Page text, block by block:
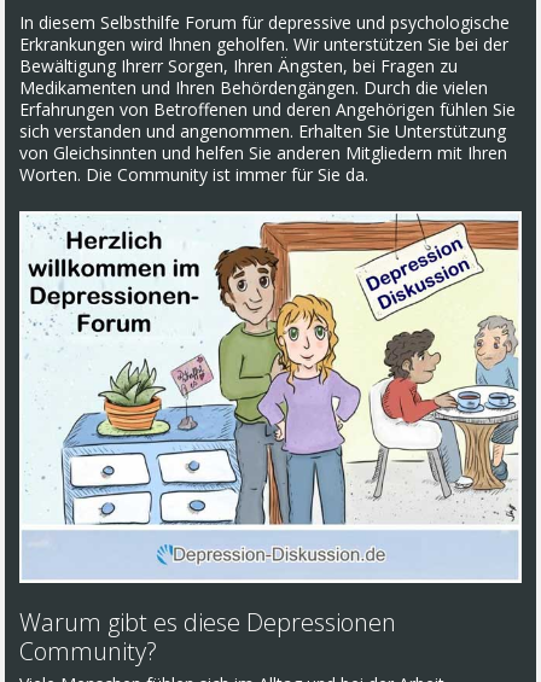
In diesem Selbsthilfe Forum für depressive und psychologische
Erkrankungen wird Ihnen geholfen. Wir unterstützen Sie bei der
Bewältigung Ihrerr Sorgen, Ihren Ängsten, bei Fragen zu
Medikamenten und Ihren Behördengängen. Durch die vielen
Erfahrungen von Betroffenen und deren Angehörigen fühlen Sie
sich verstanden und angenommen. Erhalten Sie Unterstützung
von Gleichsinnten und helfen Sie anderen Mitgliedern mit Ihren
Worten. Die Community ist immer für Sie da.
Warum gibt es diese Depressionen
Community?